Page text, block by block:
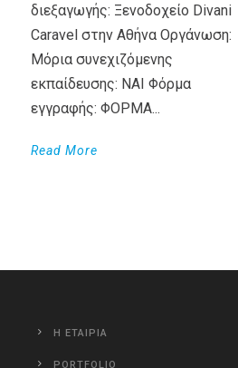
διεξαγωγής: Ξενοδοχείο Divani
Caravel στην Αθήνα Οργάνωση:
Μόρια συνεχιζόμενης
εκπαίδευσης: ΝΑΙ Φόρμα
εγγραφής: ΦΟΡΜΑ...
Read More
Η ΕΤΑΙΡΙΑ
PORTFOLIO